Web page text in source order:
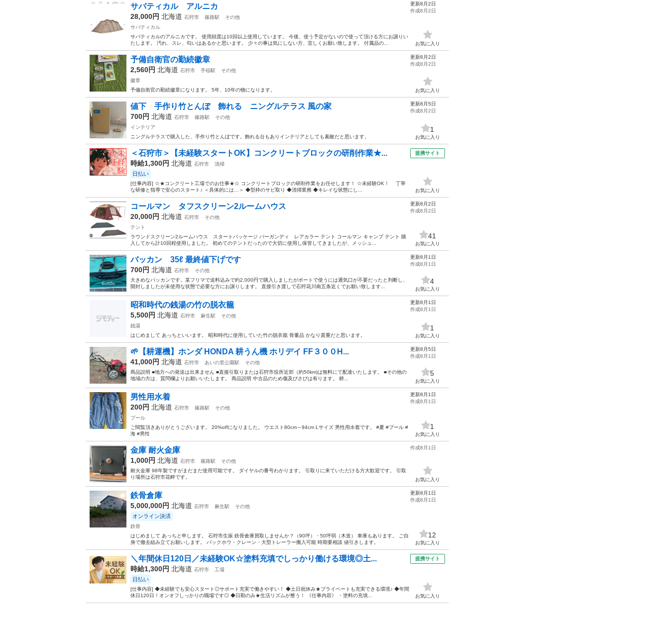
サバティカル アルニカ
28,000円 北海道 石狩市 篠路駅
その他
サバティカル
サバティカルのアルニカです。 使用頻度は10回以上使用しています。 今後、使う予定がないので使って頂ける方にお譲りい
たします。 汚れ、スレ、匂いはあるかと思います。 少々の事は気にしない方、宜しくお願い致します。 付属品の...
更新8月2日
作成8月2日
お気に入り
予備自衛官の勤続徽章
2,560円 北海道 石狩市 手稲駅
その他
徽章
予備自衛官の勤続徽章になります。 5年、10年の物になります。
更新8月2日
作成8月2日
お気に入り
値下 手作り竹とんぼ 飾れる ニングルテラス 風の家
700円 北海道 石狩市 篠路駅
その他
インテリア
ニングルテラスで購入した、手作り竹とんぼです。飾れる台もありインテリアとしても素敵だと思います。
更新8月5日
作成8月2日
1
お気に入り
＜石狩市＞【未経験スタートOK】コンクリートブロックの研削作業★...
時給1,300円 北海道 石狩市 清掃
日払い
[仕事内容] ☆★コンクリート工場でのお仕事★☆ コンクリートブロックの研削作業をお任せします！ ☆未経験OK！ 丁寧
な研修と指導で安心のスタート♪ ＜具体的には…＞ ◆型枠のサビ取り ◆清掃業務 ◆キレイな状態にし...
提携サイト
お気に入り
コールマン タフスクリーン2ルームハウス
20,000円 北海道 石狩市
その他
テント
ラウンドスクリーン2ルームハウス スタートパッケージ バーガンディ レアカラー テント コールマン キャンプ テント 購
入してから計10回程使用しました。 初めてのテントだったので大切に使用し保管してきましたが、メッシュ...
更新8月2日
作成8月2日
41
お気に入り
バッカン 35ℓ 最終値下げです
700円 北海道 石狩市
その他
大きめなバッカンです。某フリマで送料込みで約2,000円で購入しましたがボートで使うには通気口が不要だったと判断し、
開封しましたが未使用な状態で必要な方にお譲りします。 直接引き渡しで石狩花川南五条近くでお願い致します...
更新8月1日
作成8月1日
4
お気に入り
昭和時代の銭湯の竹の脱衣籠
5,500円 北海道 石狩市 麻生駅
その他
銭湯
はじめまして あっちといいます。 昭和時代に使用していた竹の脱衣籠 骨董品 かなり貴重だと思います。
更新8月1日
作成8月1日
1
お気に入り
🌱【耕運機】ホンダ HONDA 耕うん機 ホリデイ FF３００H...
41,000円 北海道 石狩市 あいの里公園駅
その他
商品説明 ■地方への発送は出来ません ■直接引取りまたは石狩市役所近郊（約50km)は無料にて配達いたします。 ■その他の
地域の方は、質問欄よりお願いいたします。 商品説明 中古品のため傷及びさびは有ります。 耕...
更新8月5日
作成8月1日
5
お気に入り
男性用水着
200円 北海道 石狩市 篠路駅
その他
プール
ご閲覧頂きありがとうございます。 20%offになりました。 ウエスト80cm～94cm Lサイズ 男性用水着です。 #夏 #プール #
海 #男性
更新8月1日
作成8月1日
1
お気に入り
金庫 耐火金庫
1,000円 北海道 石狩市 篠路駅
その他
耐火金庫 98年製ですがまだまだ使用可能です。 ダイヤルの番号わかります。 引取りに来ていただける方大歓迎です。 引取
り場所は石狩市花畔です。
作成8月1日
お気に入り
鉄骨倉庫
5,000,000円 北海道 石狩市 麻生駅 その他
オンライン決済
鉄骨
はじめまして あっちと申します。 石狩市生振 鉄骨倉庫買取しませんか？（90坪）・50坪弱（木造） 車庫もあります。 ご自
身で撤去組み立てお願いします。 バックホウ・クレーン・大型トレーラー搬入可能 時期要相談 値引きします。
更新8月1日
作成8月1日
12
お気に入り
＼年間休日120日／未経験OK☆塗料充填でしっかり働ける環境◎土...
時給1,300円 北海道 石狩市 工場
日払い
[仕事内容] ◆未経験でも安心スタート◎サポート充実で働きやすい！ ◆土日祝休み★プライベートも充実できる環境♪ ◆年間
休日120日！オンオフしっかりの職場です◎ ◆日勤のみ★生活リズムが整う！ 《仕事内容》 ・塗料の充填...
提携サイト
お気に入り